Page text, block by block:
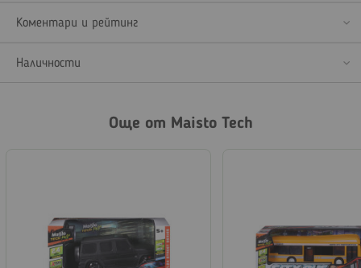
Коментари и рейтинг
Наличности
Още от Maisto Tech